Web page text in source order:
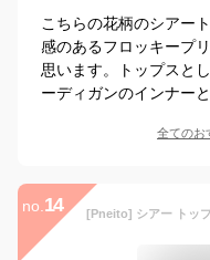
こちらの花柄のシアー
感のあるフロッキープ
思います。トップスと
ーディガンのインナー
全てのお
no. 14